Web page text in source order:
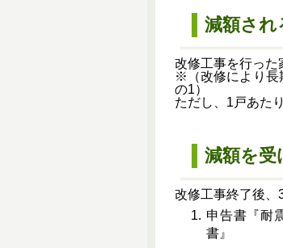
減額され
改修工事を行った
※（改修により長
の1）
ただし、 1戸あた
減額を受
改修工事終了後、
申告書『耐
書』